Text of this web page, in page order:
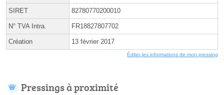
SIRET 82780770200010
N° TVA Intra. FR18827807702
Création 13 février 2017
Éditer les informations de mon pressing
Pressings à proximité